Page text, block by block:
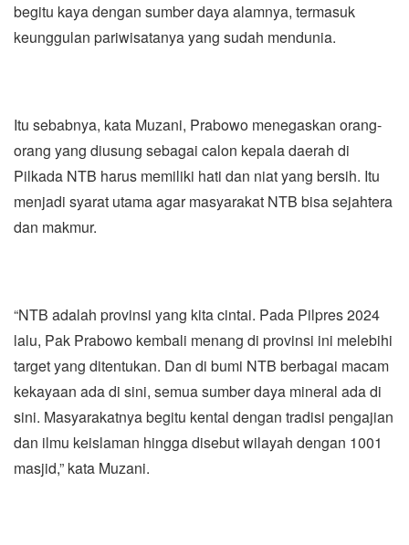
begitu kaya dengan sumber daya alamnya, termasuk
keunggulan pariwisatanya yang sudah mendunia.
Itu sebabnya, kata Muzani, Prabowo menegaskan orang-
orang yang diusung sebagai calon kepala daerah di
Pilkada NTB harus memiliki hati dan niat yang bersih. Itu
menjadi syarat utama agar masyarakat NTB bisa sejahtera
dan makmur.
“NTB adalah provinsi yang kita cintai. Pada Pilpres 2024
lalu, Pak Prabowo kembali menang di provinsi ini melebihi
target yang ditentukan. Dan di bumi NTB berbagai macam
kekayaan ada di sini, semua sumber daya mineral ada di
sini. Masyarakatnya begitu kental dengan tradisi pengajian
dan ilmu keislaman hingga disebut wilayah dengan 1001
masjid,” kata Muzani.